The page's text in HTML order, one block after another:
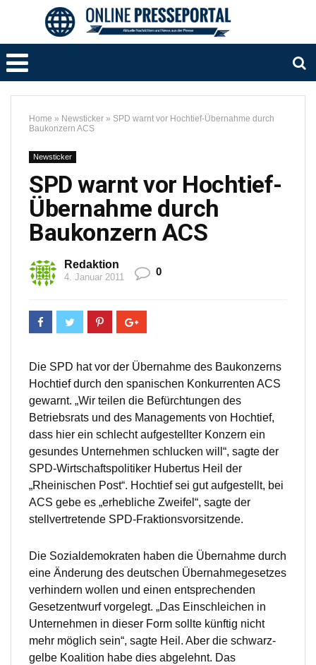
Home » Newsticker » SPD warnt vor Hochtief-Übernahme durch
Baukonzern ACS
Newsticker
SPD warnt vor Hochtief-
Übernahme durch
Baukonzern ACS
Redaktion
4. Januar 2011 0
Die SPD hat vor der Übernahme des Baukonzerns
Hochtief durch den spanischen Konkurrenten ACS
gewarnt. „Wir teilen die Befürchtungen des
Betriebsrats und des Managements von Hochtief,
dass hier ein schlecht aufgestellter Konzern ein
gesundes Unternehmen schlucken will“, sagte der
SPD-Wirtschaftspolitiker Hubertus Heil der
„Rheinischen Post“. Hochtief sei gut aufgestellt, bei
ACS gebe es „erhebliche Zweifel“, sagte der
stellvertretende SPD-Fraktionsvorsitzende.
Die Sozialdemokraten haben die Übernahme durch
eine Änderung des deutschen Übernahmegesetzes
verhindern wollen und einen entsprechenden
Gesetzentwurf vorgelegt. „Das Einschleichen in
Unternehmen in dieser Form sollte künftig nicht
mehr möglich sein“, sagte Heil. Aber die schwarz-
gelbe Koalition habe dies abgelehnt. Das